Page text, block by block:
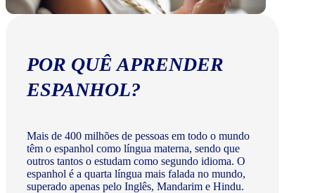
POR QUÊ APRENDER
ESPANHOL?
Mais de 400 milhões de pessoas em todo o mundo
têm o espanhol como língua materna, sendo que
outros tantos o estudam como segundo idioma. O
espanhol é a quarta língua mais falada no mundo,
superado apenas pelo Inglês, Mandarim e Hindu.